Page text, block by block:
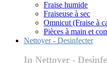
Fraise humide
Fraiseuse à sec
Omnicut (Fraise à
Pièces à main et
Nettoyer - Desinfecter
In Nettoyer -